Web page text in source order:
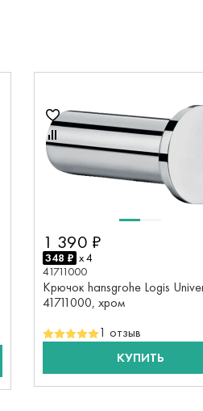
1 390 ₽
348 ₽ x 4
41711000
Крючок hansgrohe Logis
41711000, хром
1 отзыв
КУПИТЬ